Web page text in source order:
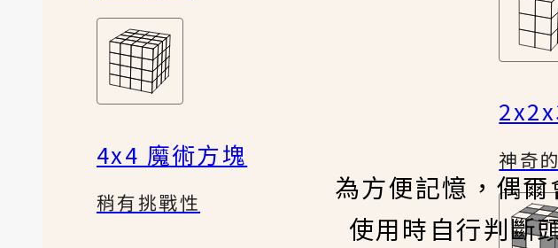
4x4 魔術方塊
稍有挑戰性
神奇
為方便記憶，偶
使用時自行判斷